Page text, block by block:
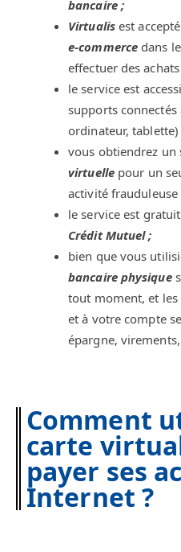
bancaire ;
Virtualisest
e-commerce dans
effectuer des
le service est
supports
ordinateur, tablette)
vous obtiendrez un
virtuellepour un
activité
le service est
Crédit Mutuel ;
bien que vous
bancaire physique
tout moment, et les
et à votre compte
épargne,
Comment
carte
payer ses
Internet ?